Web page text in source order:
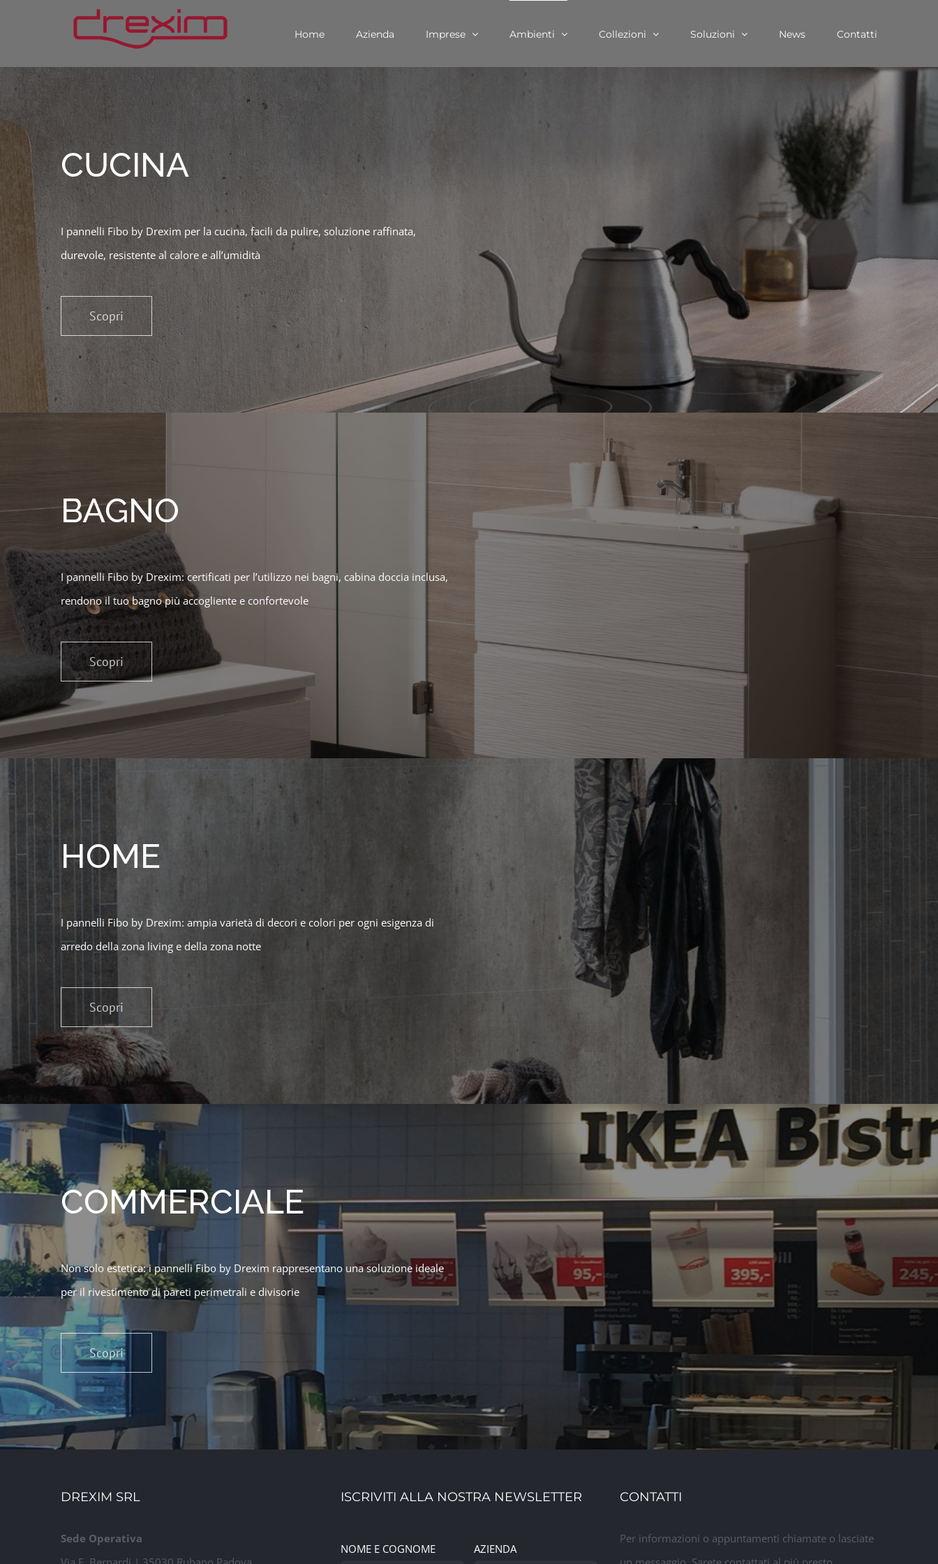
Home Azienda Imprese Ambienti Collezioni Soluzioni News Contatti
CUCINA
I pannelli Fibo by Drexim per la cucina, facili da pulire, soluzione raffinata,
durevole, resistente al calore e all’umidità
Scopri
BAGNO
I pannelli Fibo by Drexim: certificati per l’utilizzo nei bagni, cabina doccia inclusa,
rendono il tuo bagno più accogliente e confortevole
Scopri
HOME
I pannelli Fibo by Drexim: ampia varietà di decori e colori per ogni esigenza di
arredo della zona living e della zona notte
Scopri
COMMERCIALE
Non solo estetica: i pannelli Fibo by Drexim rappresentano una soluzione ideale
per il rivestimento di pareti perimetrali e divisorie
Scopri
DREXIM SRL
Sede Operativa
ISCRIVITI ALLA NOSTRA NEWSLETTER
NOME E COGNOME AZIENDA
CONTATTI
Per informazioni o appuntamenti chiamate o lasciate